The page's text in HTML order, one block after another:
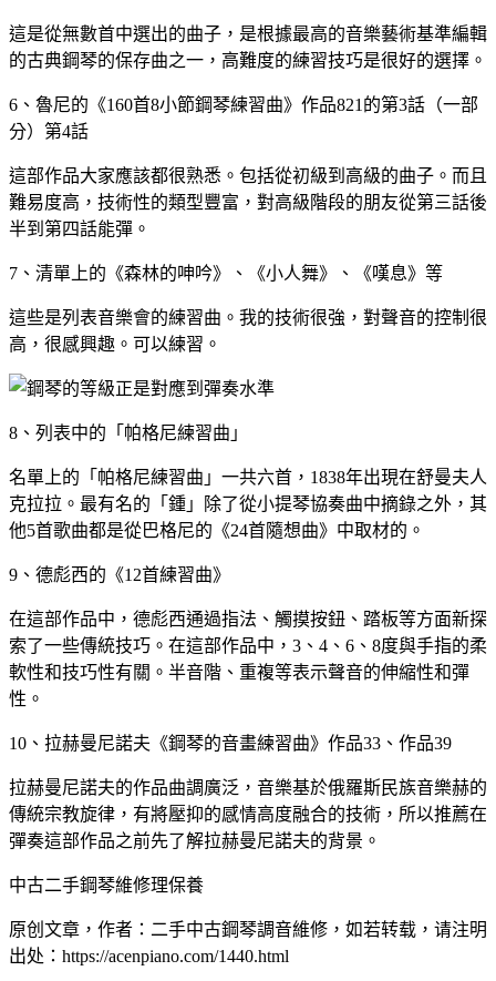
這是從無數首中選出的曲子，是根據最高的音樂藝術基準編輯
的古典鋼琴的保存曲之一，高難度的練習技巧是很好的選擇。
6、魯尼的《160首8小節鋼琴練習曲》作品821的第3話（一部
分）第4話
這部作品大家應該都很熟悉。包括從初級到高級的曲子。而且
難易度高，技術性的類型豐富，對高級階段的朋友從第三話後
半到第四話能彈。
7、清單上的《森林的呻吟》、《小人舞》、《嘆息》等
這些是列表音樂會的練習曲。我的技術很強，對聲音的控制很
高，很感興趣。可以練習。
8、列表中的「帕格尼練習曲」
名單上的「帕格尼練習曲」一共六首，1838年出現在舒曼夫人
克拉拉。最有名的「鍾」除了從小提琴協奏曲中摘錄之外，其
他5首歌曲都是從巴格尼的《24首隨想曲》中取材的。
9、德彪西的《12首練習曲》
在這部作品中，德彪西通過指法、觸摸按鈕、踏板等方面新探
索了一些傳統技巧。在這部作品中，3、4、6、8度與手指的柔
軟性和技巧性有關。半音階、重複等表示聲音的伸縮性和彈
性。
10、拉赫曼尼諾夫《鋼琴的音畫練習曲》作品33、作品39
拉赫曼尼諾夫的作品曲調廣泛，音樂基於俄羅斯民族音樂赫的
傳統宗教旋律，有將壓抑的感情高度融合的技術，所以推薦在
彈奏這部作品之前先了解拉赫曼尼諾夫的背景。
中古二手鋼琴維修理保養
原创文章，作者：二手中古鋼琴調音維修，如若转载，请注明
出处：https://acenpiano.com/1440.html